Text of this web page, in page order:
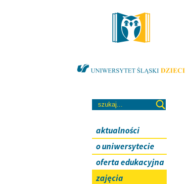
aktualności
o uniwersytecie
oferta edukacyjna
zajęcia